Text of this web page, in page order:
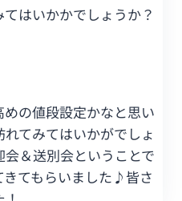
はいかかでしょうか？
の値段設定かなと思い
てみてはいかがでしょ
＆送別会ということで
きてもらいました♪皆さ